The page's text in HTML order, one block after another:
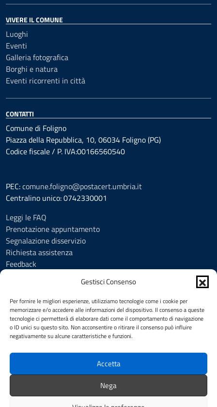
Gestisci Consenso
Per fornire le migliori esperienze, utilizziamo tecnologie come i cookie per
memorizzare e/o accedere alle informazioni del dispositivo. Il consenso a queste
tecnologie ci permetterà di elaborare dati come il comportamento di navigazione
o ID unici su questo sito. Non acconsentire o ritirare il consenso può influire
negativamente su alcune caratteristiche e funzioni.
Accetta
Nega
VIVERE IL COMUNE
Luoghi
Eventi
Galleria fotografica
Borghi e natura
Eventi ricorrenti in città
CONTATTI
Comune di Foligno
Piazza della Repubblica, 10, 06034 Foligno (PG)
Codice fiscale / P. IVA:00166560540
PEC:comune.foligno@postacert.umbria.it
Centralino unico: 0742330001
Leggi le FAQ
Prenotazione appuntamento
Segnalazione disservizio
Richiesta assistenza
Feedback
Informativa privacy
Cookie Policy (UE)
Social Media Policy
Note legali
SEGUICI SU